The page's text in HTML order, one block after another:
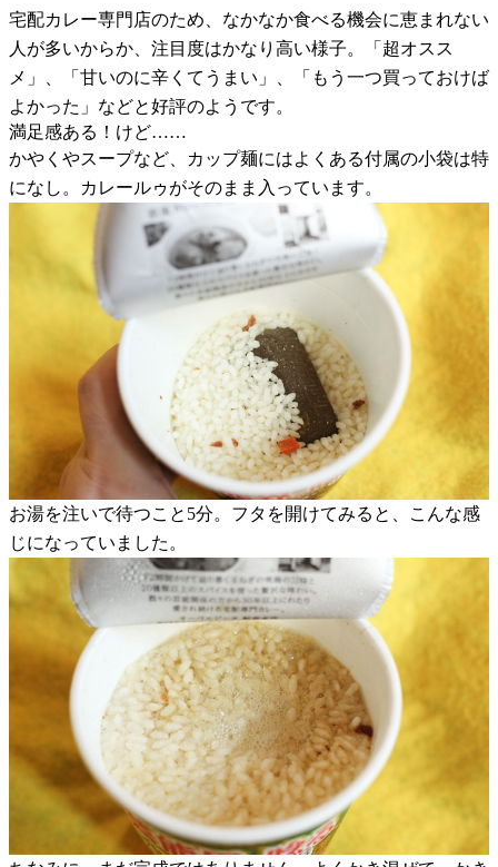
宅配カレー専門店のため、なかなか食べる機会に恵まれない
人が多いからか、注目度はかなり高い様子。「超オスス
メ」、「甘いのに辛くてうまい」、「もう一つ買っておけば
よかった」などと好評のようです。
満足感ある！けど……
かやくやスープなど、カップ麺にはよくある付属の小袋は特
になし。カレールゥがそのまま入っています。
お湯を注いで待つこと5分。フタを開けてみると、こんな感
じになっていました。